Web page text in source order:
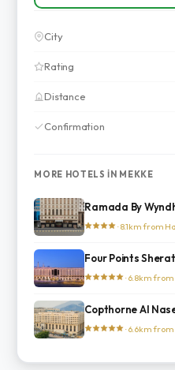
City
Rating
Distance
Confirmation
MORE HOTELS IN MEKKE
Ramada By
· 8.1km from
Four Points
· 6.8km
Copthorne Al
· 6.6km